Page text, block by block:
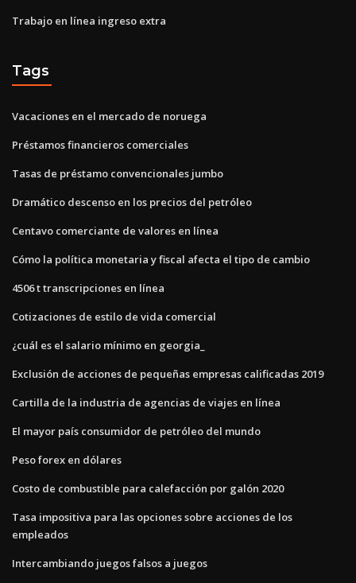
Trabajo en línea ingreso extra
Tags
Vacaciones en el mercado de noruega
Préstamos financieros comerciales
Tasas de préstamo convencionales jumbo
Dramático descenso en los precios del petróleo
Centavo comerciante de valores en línea
Cómo la política monetaria y fiscal afecta el tipo de cambio
4506 t transcripciones en línea
Cotizaciones de estilo de vida comercial
¿cuál es el salario mínimo en georgia_
Exclusión de acciones de pequeñas empresas calificadas 2019
Cartilla de la industria de agencias de viajes en línea
El mayor país consumidor de petróleo del mundo
Peso forex en dólares
Costo de combustible para calefacción por galón 2020
Tasa impositiva para las opciones sobre acciones de los
empleados
Intercambiando juegos falsos a juegos